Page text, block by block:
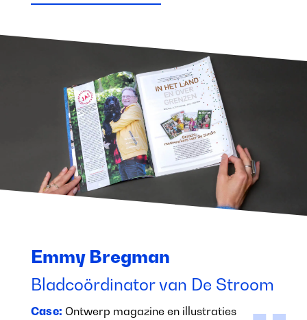
Emmy Bregman
Bladcoördinator van De Stroom
Case: Ontwerp magazine en illustraties